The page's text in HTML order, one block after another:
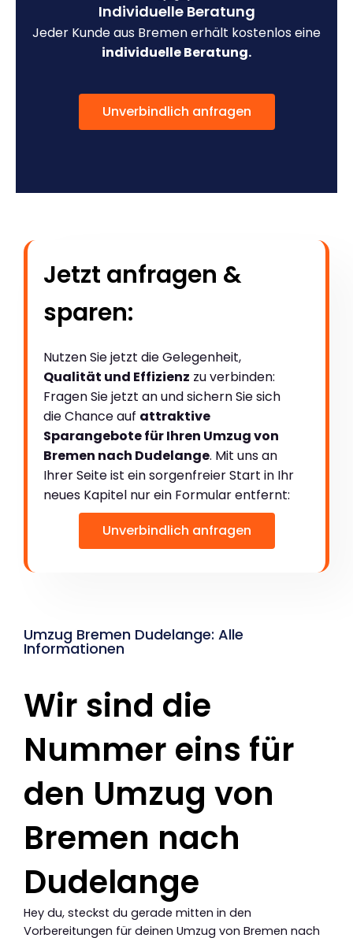
Individuelle Beratung
Jeder Kunde aus Bremen erhält kostenlos eine
individuelle Beratung.
Unverbindlich anfragen
Jetzt anfragen &
sparen:
Nutzen Sie jetzt die Gelegenheit,
Qualität und Effizienz zu verbinden:
Fragen Sie jetzt an und sichern Sie sich
die Chance auf attraktive
Sparangebote für Ihren Umzug von
Bremen nach Dudelange. Mit uns an
Ihrer Seite ist ein sorgenfreier Start in Ihr
neues Kapitel nur ein Formular entfernt:
Unverbindlich anfragen
Umzug Bremen Dudelange: Alle
Informationen
Wir sind die
Nummer eins für
den Umzug von
Bremen nach
Dudelange
Hey du, steckst du gerade mitten in den
Vorbereitungen für deinen Umzug von Bremen nach